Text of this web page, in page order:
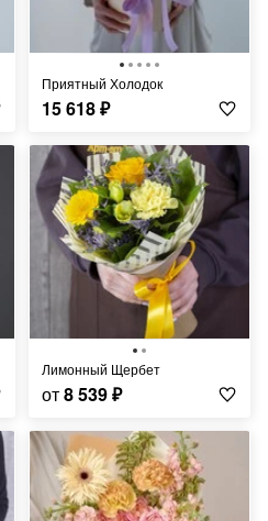
Приятный Холодок
15 618₽
Лимонный Щербет
от8 539₽